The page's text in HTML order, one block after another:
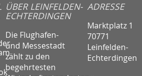
ÜBER LEINFELDEN-
ECHTERDINGEN
Die Flughafen-
und Messestadt
zählt zu den
begehrtesten
ADRESSE
Marktplatz 1
70771
Leinfelden-
Echterdingen